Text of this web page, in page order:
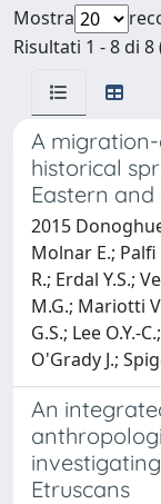
Mostra
Risultati 1 - 8 di
A
historical
Eastern
2015
Molnar E.;
R.; Erdal Y.S.;
M.G.; Mariotti
G.S.; Lee O.Y.-
O'Grady J.;
An
Etruscans